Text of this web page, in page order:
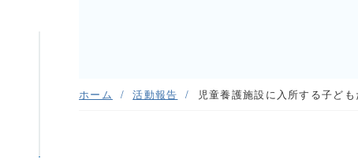
ホーム 活動報告 児童養護施設に入所する子ど